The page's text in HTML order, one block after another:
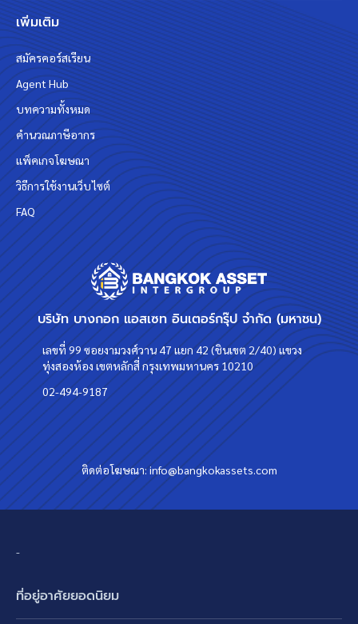
บริษัท บางกอก แอสเซท อินเตอร์กรุ๊ป จำกัด (มหาชน)
เลขที่ 99 ซอยงามวงศ์วาน 47 แยก 42 (ชินเขต 2/40) แขวง
ทุ่งสองห้อง เขตหลักสี่ กรุงเทพมหานคร 10210
02-494-9187
ติดต่อโฆษณา:info@bangkokassets.com
เพิ่มเติม
สมัครคอร์สเรียน
Agent Hub
บทความทั้งหมด
คำนวณภาษีอากร
แพ็คเกจโฆษณา
วิธีการใช้งานเว็บไซต์
FAQ
-
ที่อยู่อาศัยยอดนิยม